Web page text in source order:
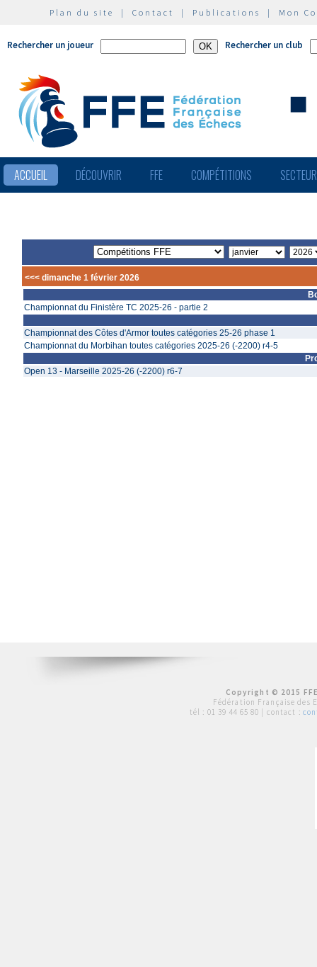
Plan du site | Contact | Publications | Mon
Rechercher un joueur Rechercher un club
ACCUEIL DÉCOUVRIR FFE COMPÉTITIONS
<<< dimanche 1 février 2026
Championnat du Finistère TC 2025-26 - partie 2
Championnat des Côtes d'Armor toutes catégories 25-26 phase 1
Championnat du Morbihan toutes catégories 2025-26 (-2200) r4-5
Open 13 - Marseille 2025-26 (-2200) r6-7
Copyright © 2015
Fédération Française des
tél : 01 39 44 65 80 | contact :